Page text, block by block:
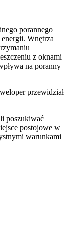
porannego
energii. Wnętrza
z oknami
na poranny
przewidział
poszukiwać
postojowe w
warunkami